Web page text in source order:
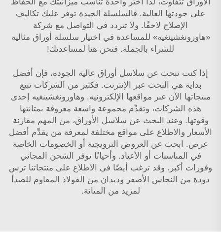
على جودتها العالية. فالسلسلة الجيدة توفر عليك تكاليف
الإصلاح لاحقًا. ولا تتردد في التواصل مع شركة
«هاورونغشينغيه» للمساعدة في اختيار سلسلة أوراق مثالية
للشراء بالجملة. فنحن هنا لمساعدتك!
إذا كنت تبحث عن سلاسل أوراق عالية الجودة، فإن أفضل
بداية هي البحث عبر الإنترنت. فكثير من الشركات تبيع
منتجاتها الآن عبر مواقعها الإلكترونية. وهاورونغشينغيه إحدى
هذه الشركات، وتقدِّم مجموعة واسعة معروفة بمتانتها
وقوتها. وعند البحث عن سلاسل الأوراق، من المهم مقارنة
الأسعار والاطلاع على مواقع مختلفة لمعرفة من يقدِّم أفضل
عرض. ابحث عن العروض الترويجية أو الخصومات الخاصة
في المناسبات أو الأعياد. وأحيانًا توفر الشحن المجاني
وفورات أكبر. وقد ترغب أيضًا في الاطلاع على منتجاتنا ترس
دودة من النحاس الأصفر وديدان من الفولاذ المقاوم للصدأ
لمزيد من المتانة.